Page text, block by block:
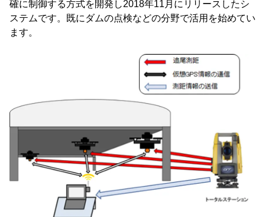
確に制御する方式を開発し2018年11月にリリースしたシ
ステムです。既にダムの点検などの分野で活用を始めてい
ます。